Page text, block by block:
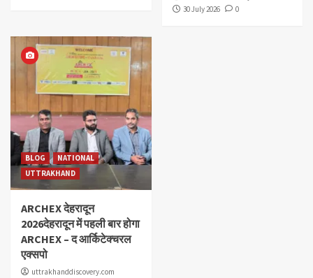
30 July 2026
0
BLOG
NATIONAL
UTTRAKHAND
ARCHEX देहरादून
2026देहरादून में पहली बार होगा
ARCHEX – द आर्किटेक्चरल
एक्सपो
uttrakhanddiscovery.com